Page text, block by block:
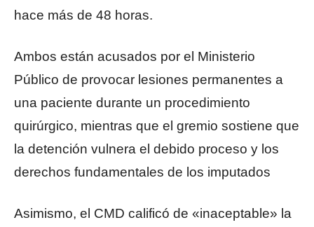
hace más de 48 horas.
Ambos están acusados por el Ministerio
Público de provocar lesiones permanentes a
una paciente durante un procedimiento
quirúrgico, mientras que el gremio sostiene que
la detención vulnera el debido proceso y los
derechos fundamentales de los imputados
Asimismo, el CMD calificó de «inaceptable» la